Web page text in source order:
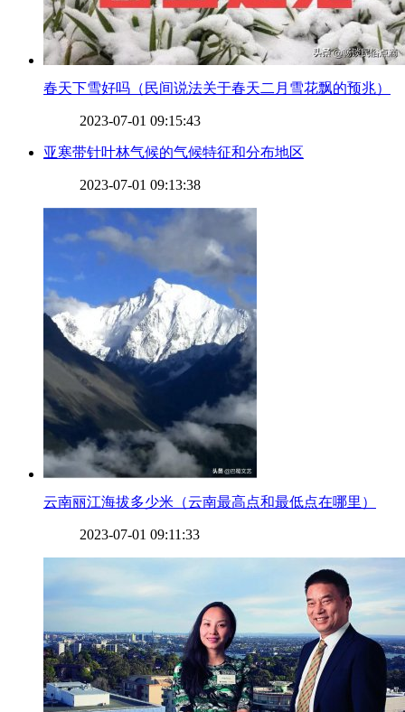
​春天下雪好吗（民间说法关于春天二月雪花飘的预兆）
2023-07-01 09:15:43
​亚寒带针叶林气候的气候特征和分布地区
2023-07-01 09:13:38
​云南丽江海拔多少米（云南最高点和最低点在哪里）
2023-07-01 09:11:33